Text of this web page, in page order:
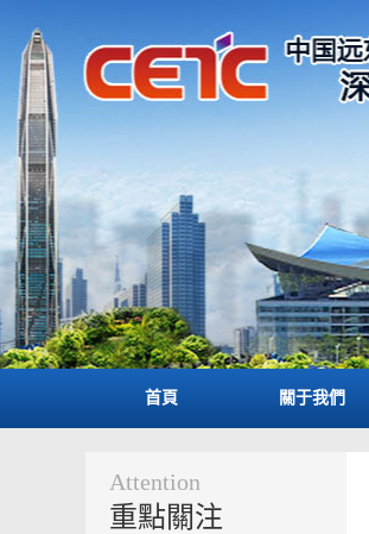
首頁 關于我們
Attention
重點關注